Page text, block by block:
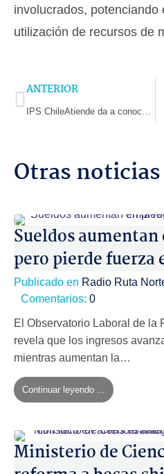
involucrados, potenciando
utilización de recursos de
Prev
ANTERIOR
IPS ChileAtiende da a conocer modalidades para solicitar la PGU
Otras
Sueldos
pero pierde
Publicado en Radio Ruta
Comentarios: 0
El Observatorio Laboral de la
revela que los ingresos
mientras aumentan la…
Continuar leyendo ...
Ministerio de